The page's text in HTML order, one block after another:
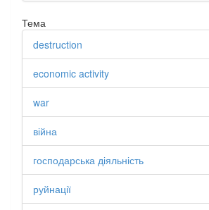
Тема
destruction
economic activity
war
війна
господарська діяльність
руйнації